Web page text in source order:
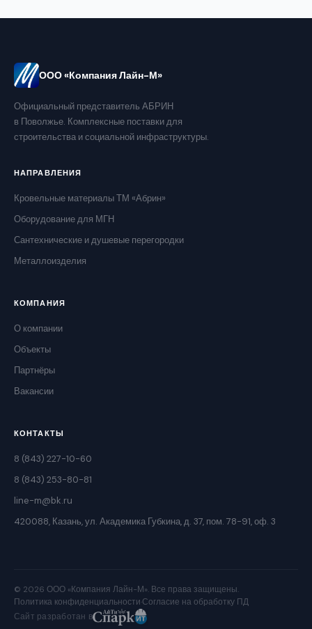
ООО «Компания Лайн-М»
Официальный представитель АБРИН
в Поволжье. Комплексные поставки для
строительства и социальной инфраструктуры.
НАПРАВЛЕНИЯ
Кровельные материалы ТМ «Абрин»
Оборудование для МГН
Сантехнические и душевые перегородки
Металлоизделия
КОМПАНИЯ
О компании
Объекты
Партнёры
Вакансии
КОНТАКТЫ
8 (843) 227-10-60
8 (843) 253-80-81
line-m@bk.ru
420088, Казань, ул. Академика Губкина, д. 37, пом. 78-91, оф. 3
© 2026 ООО «Компания Лайн-М». Все права защищены.
Политика конфиденциальности·Согласие на обработку ПД
Сайт разработан в